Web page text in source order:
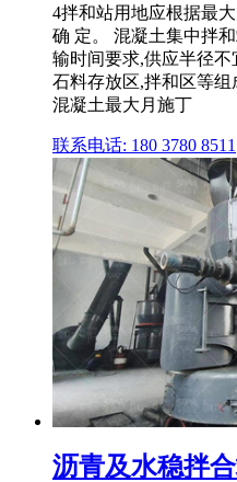
4拌和站用地应根据最
确 定。 混凝土集中拌
输时间要求,供应半径
石料存放区,拌和区等
混凝土最大月施丁
联系电话: 180 3780 8511
沥青及水稳拌